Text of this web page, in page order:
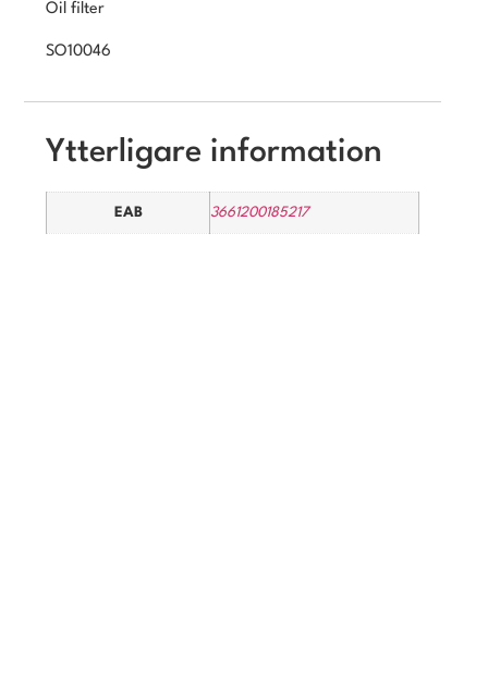
Oil filter
SO10046
Ytterligare information
EAB 3661200185217